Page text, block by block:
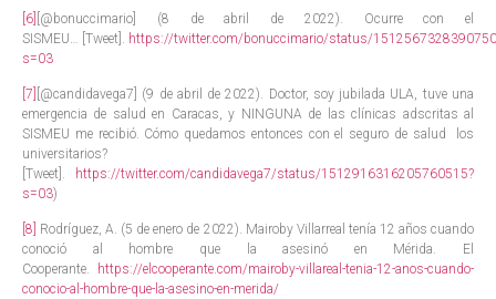
[6] @bonuccimario
(8 de abril de 2022). Ocurre con el
SISMEU…
[Tweet]. https://twitter.com/bonuccimario/status/
s=03
[7] [@candidavega7] (9 de abril de 2022). Doctor, soy jubilada ULA, tuve una
emergencia de salud en Caracas, y NINGUNA de las clínicas adscritas al
SISMEU me recibió. Cómo quedamos entonces con el seguro de salud los
universitarios?
[Tweet]. https://twitter.com/candidavega7/status/1512916316205760515?
s=03)
[8] Rodríguez, A. (5 de enero de 2022). Mairoby Villarreal tenía 12 años cuando
conoció al hombre que la asesinó en Mérida. El
Cooperante. https://elcooperante.com/mairoby-villareal-tenia-12-anos-cuando-
conocio-al-hombre-que-la-asesino-en-merida/